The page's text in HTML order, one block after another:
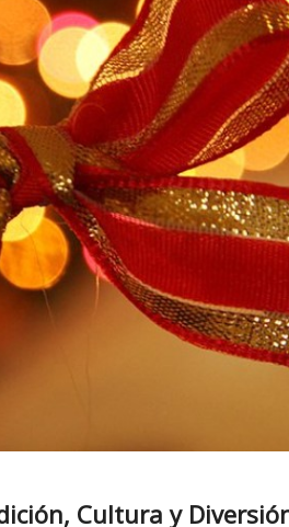
Cultura y